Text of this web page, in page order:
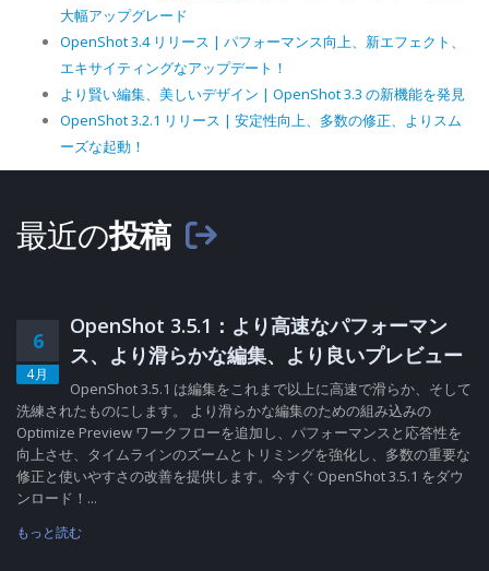
大幅アップグレード
OpenShot 3.4 リリース | パフォーマンス向上、新エフェクト、
エキサイティングなアップデート！
より賢い編集、美しいデザイン | OpenShot 3.3 の新機能を発見
OpenShot 3.2.1 リリース | 安定性向上、多数の修正、よりスム
ーズな起動！
最近の投稿
6
4月
OpenShot 3.5.1：より高速なパフォーマン
ス、より滑らかな編集、より良いプレビュー
OpenShot 3.5.1 は編集をこれまで以上に高速で滑らか、そして
洗練されたものにします。 より滑らかな編集のための組み込みの
Optimize Preview ワークフローを追加し、パフォーマンスと応答性を
向上させ、タイムラインのズームとトリミングを強化し、多数の重要な
修正と使いやすさの改善を提供します。今すぐ OpenShot 3.5.1 をダウ
ンロード！...
もっと読む